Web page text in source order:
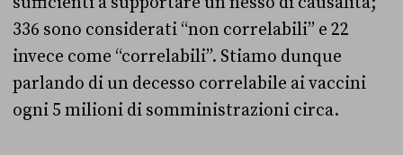
336 sono considerati “non correlabili” e 22
invece come “correlabili”. Stiamo dunque
parlando di un decesso correlabile ai vaccini
ogni 5 milioni di somministrazioni circa.